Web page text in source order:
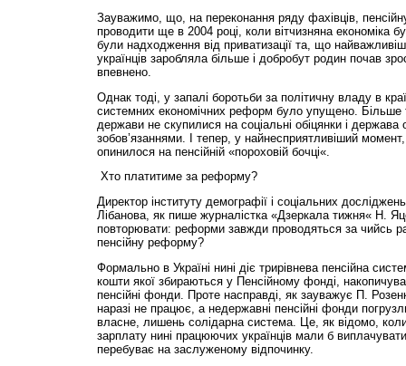
Зауважимо, що, на переконання ряду фахівців,
проводити ще в 2004 році, коли вітчизняна економіка
були надходження від приватизації та, що
українців заробляла більше і добробут родин почав
впевнено.
Однак тоді, у запалі боротьби за політичну владу в
системних економічних реформ було упущено. Більше
держави не скупилися на соціальні обіцянки і
зобов’язаннями. І тепер, у найнесприятливіший
опинилося на пенсійній «пороховій бочці«.
Хто платитиме за реформу?
Директор інституту демографії і соціальних
Лібанова, як пише журналістка «Дзеркала тижня« Н.
повторювати: реформи завжди проводяться за чийсь
пенсійну реформу?
Формально в Україні нині діє трирівнева пенсійна
кошти якої збираються у Пенсійному фонді,
пенсійні фонди. Проте насправді, як зауважує П.
наразі не працює, а недержавні пенсійні фонди
власне, лишень солідарна система. Це, як відомо,
зарплату нині працюючих українців мали б
перебуває на заслуженому відпочинку.